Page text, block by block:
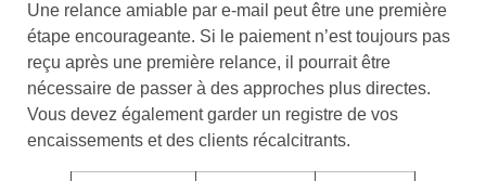
Une relance amiable par e-mail peut être une première
étape encourageante. Si le paiement n’est toujours pas
reçu après une première relance, il pourrait être
nécessaire de passer à des approches plus directes.
Vous devez également garder un registre de vos
encaissements et des clients récalcitrants.